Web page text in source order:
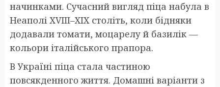
начинками. Сучасний вигляд піца набула в
Неаполі XVIII–XIX століть, коли бідняки
додавали томати, моцарелу й базилік —
кольори італійського прапора.
В Україні піца стала частиною
повсякденного життя. Домашні варіанти з